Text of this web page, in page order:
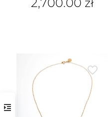
Opcje
produktu